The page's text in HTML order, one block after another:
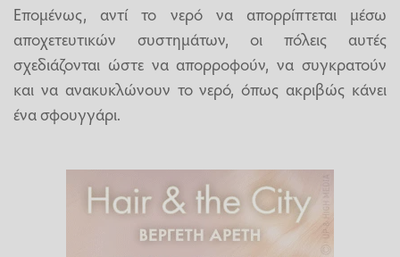
Επομένως, αντί το νερό να απορρίπτεται μέσω
αποχετευτικών συστημάτων, οι πόλεις αυτές
σχεδιάζονται ώστε να απορροφούν, να συγκρατούν
και να ανακυκλώνουν το νερό, όπως ακριβώς κάνει
ένα σφουγγάρι.